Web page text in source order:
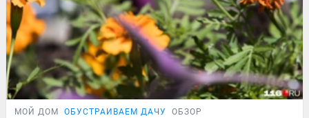
МОЙ ДОМ ОБУСТРАИВАЕМ ДАЧУ ОБЗОР